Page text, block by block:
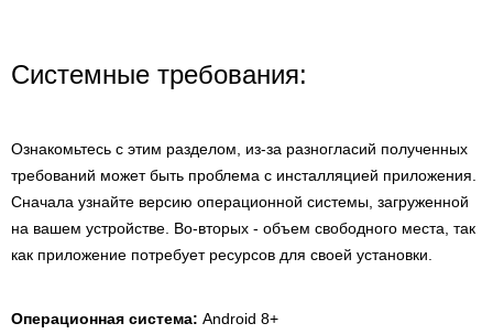
Системные требования:
Ознакомьтесь с этим разделом, из-за разногласий полученных
требований может быть проблема с инсталляцией приложения.
Сначала узнайте версию операционной системы, загруженной
на вашем устройстве. Во-вторых - объем свободного места, так
как приложение потребует ресурсов для своей установки.
Операционная система: Android 8+